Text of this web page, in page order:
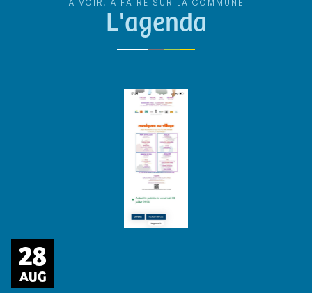
À VOIR, À FAIRE SUR LA COMMUNE
L'agenda
28
AUG